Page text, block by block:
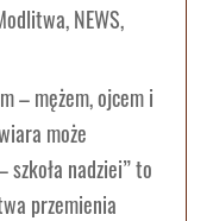
,NEWS,
– mężem, ojcem i
może
szkoła nadziei” to
przemienia